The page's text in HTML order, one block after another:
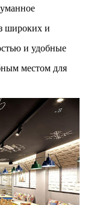
широких и
и удобные
местом для